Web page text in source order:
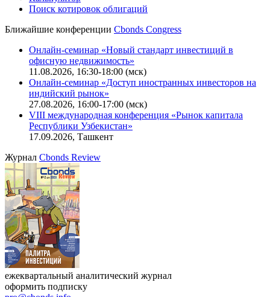
Поиск котировок облигаций
Ближайшие конференцииCbonds Congress
Онлайн-семинар «Новый стандарт инвестиций в
офисную недвижимость»
11.08.2026, 16:30-18:00 (мск)
Онлайн-семинар «Доступ иностранных инвесторов на
индийский рынок»
VIII международная конференция «Рынок капитала
Республики Узбекистан»
17.09.2026, Ташкент
ЖурналCbonds Review